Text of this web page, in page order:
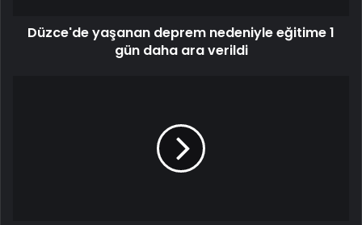
Düzce'de yaşanan deprem nedeniyle eğitime 1
gün daha ara verildi